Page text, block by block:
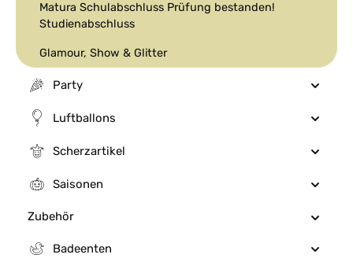
Matura Schulabschluss Prüfung bestanden!
Studienabschluss
Glamour, Show & Glitter
Party
Luftballons
Scherzartikel
Saisonen
Zubehör
Badeenten